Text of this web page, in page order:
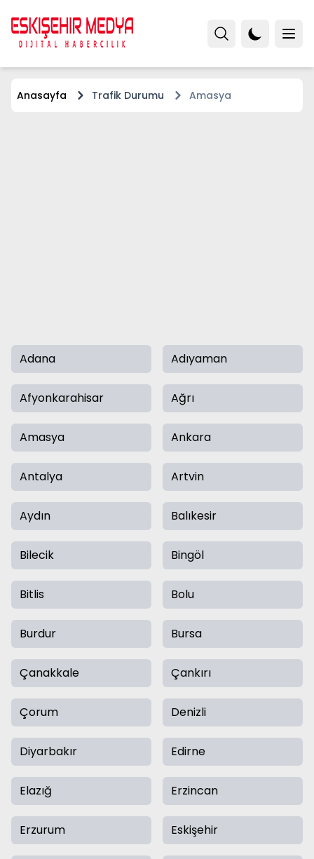
Anasayfa Trafik Durumu Amasya
Adana Adıyaman
Afyonkarahisar Ağrı
Amasya Ankara
Antalya Artvin
Aydın Balıkesir
Bilecik Bingöl
Bitlis Bolu
Burdur Bursa
Çanakkale Çankırı
Çorum Denizli
Diyarbakır Edirne
Elazığ Erzincan
Erzurum Eskişehir